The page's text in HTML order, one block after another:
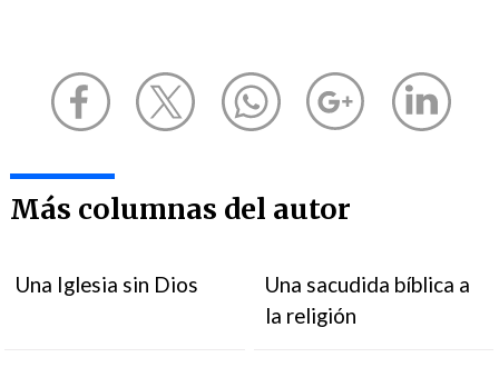
Más columnas del autor
Una Iglesia sin Dios
Una sacudida bíblica a
la religión